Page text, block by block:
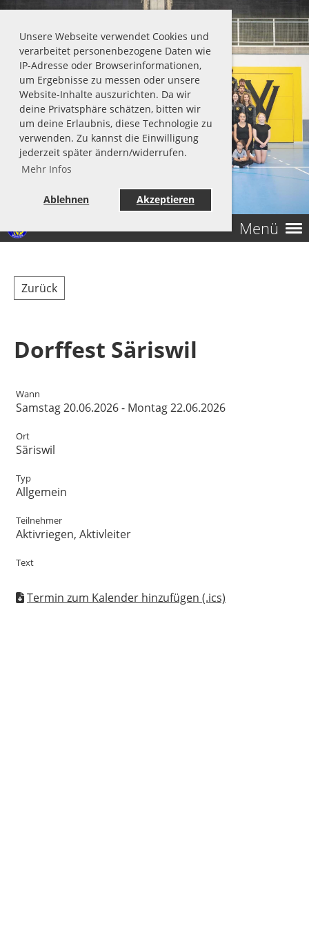
Unsere Webseite verwendet Cookies und
verarbeitet personenbezogene Daten wie
IP-Adresse oder Browserinformationen,
um Ergebnisse zu messen oder unsere
Website-Inhalte auszurichten. Da wir
deine Privatsphäre schätzen, bitten wir
um deine Erlaubnis, diese Technologie zu
verwenden. Zu kannst die Einwilligung
jederzeit später ändern/widerrufen.
Mehr Infos
Ablehnen Akzeptieren
TV Wohlen BE
Menü
Zurück
Dorffest Säriswil
Wann
Samstag 20.06.2026 - Montag 22.06.2026
Ort
Säriswil
Typ
Allgemein
Teilnehmer
Aktivriegen, Aktivleiter
Text
Termin zum Kalender hinzufügen (.ics)